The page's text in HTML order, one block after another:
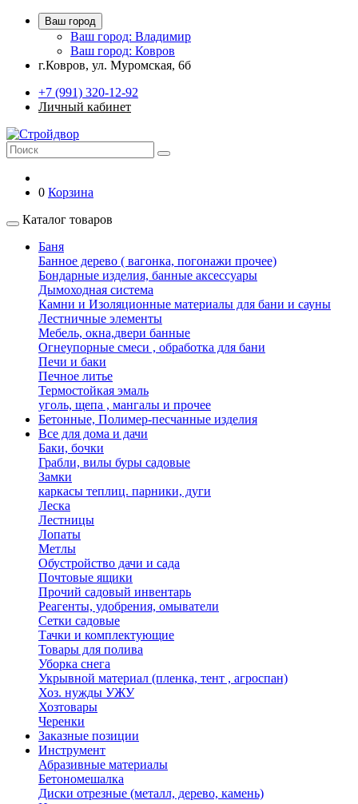
Ваш город
Ваш город: Владимир
Ваш город: Ковров
г.Ковров, ул. Муромская, 6б
+7 (991) 320-12-92
Личный кабинет
0 Корзина
Каталог товаров
Баня
Банное дерево ( вагонка, погонажи прочее)
Бондарные изделия, банные аксессуары
Дымоходная система
Камни и Изоляционные материалы для бани и сауны
Лестничные элементы
Мебель, окна,двери банные
Огнеупорные смеси , обработка для бани
Печи и баки
Печное литье
Термостойкая эмаль
уголь, щепа , мангалы и прочее
Бетонные, Полимер-песчанные изделия
Все для дома и дачи
Баки, бочки
Грабли, вилы буры садовые
Замки
каркасы теплиц. парники, дуги
Леска
Лестницы
Лопаты
Метлы
Обустройство дачи и сада
Почтовые ящики
Прочий садовый инвентарь
Реагенты, удобрения, омыватели
Сетки садовые
Тачки и комплектующие
Товары для полива
Уборка снега
Укрывной материал (пленка, тент , агроспан)
Хоз. нужды УЖУ
Хозтовары
Черенки
Заказные позиции
Инструмент
Абразивные материалы
Бетономешалка
Диски отрезные (металл, дерево, камень)